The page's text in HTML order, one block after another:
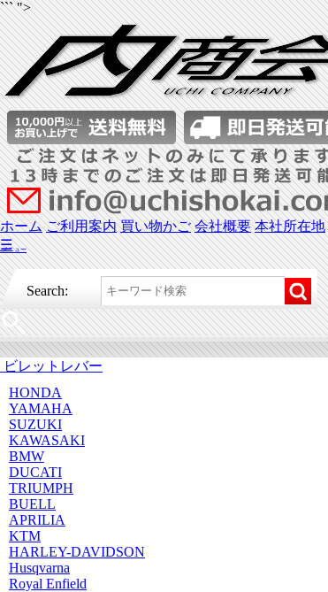
``` ">
ホーム ご利用案内 買い物かご 会社概要 本社所在地
☰
メニュー
Search:
ビレットレバー
HONDA
YAMAHA
SUZUKI
KAWASAKI
BMW
DUCATI
TRIUMPH
BUELL
APRILIA
KTM
HARLEY-DAVIDSON
Husqvarna
Royal Enfield